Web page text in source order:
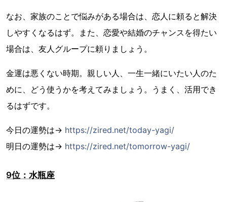
なお、家族のことで悩みがある場合は、恋人に頼ると解決
しやすくなるはず。また、恋愛や結婚のチャンスを得たい
場合は、友人グループに頼りましょう。
金運は悪くない時期。親しい人、一生一緒にいたい人のた
めに、どう使うかを考えてみましょう。うまく、活用でき
るはずです。
今日の運勢は→ https://zired.net/today-yagi/
明日の運勢は→ https://zired.net/tomorrow-yagi/
9位：水瓶座